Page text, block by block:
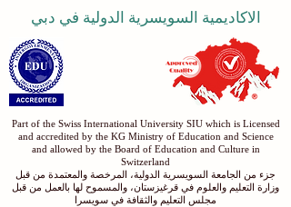
الاكاديمية السويسرية الدولية في دبي
Part of the Swiss International University SIU which is Licensed
and accredited by the KG Ministry of Education and Science
and allowed by the Board of Education and Culture in
Switzerland
جزء من الجامعة السويسرية الدولية، المرخصة والمعتمدة من قبل
وزارة التعليم والعلوم في قرغيزستان، والمسموح لها بالعمل من قبل
مجلس التعليم والثقافة في سويسرا